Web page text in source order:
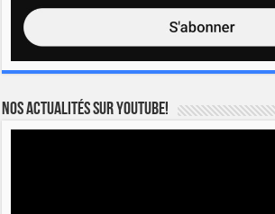
Nos actualités sur YOUTUBE!